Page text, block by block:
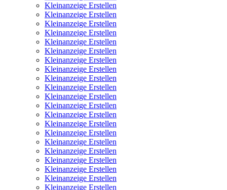
Kleinanzeige Erstellen
Kleinanzeige Erstellen
Kleinanzeige Erstellen
Kleinanzeige Erstellen
Kleinanzeige Erstellen
Kleinanzeige Erstellen
Kleinanzeige Erstellen
Kleinanzeige Erstellen
Kleinanzeige Erstellen
Kleinanzeige Erstellen
Kleinanzeige Erstellen
Kleinanzeige Erstellen
Kleinanzeige Erstellen
Kleinanzeige Erstellen
Kleinanzeige Erstellen
Kleinanzeige Erstellen
Kleinanzeige Erstellen
Kleinanzeige Erstellen
Kleinanzeige Erstellen
Kleinanzeige Erstellen
Kleinanzeige Erstellen